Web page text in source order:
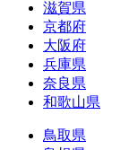
滋賀県
京都府
大阪府
兵庫県
奈良県
和歌山県
鳥取県